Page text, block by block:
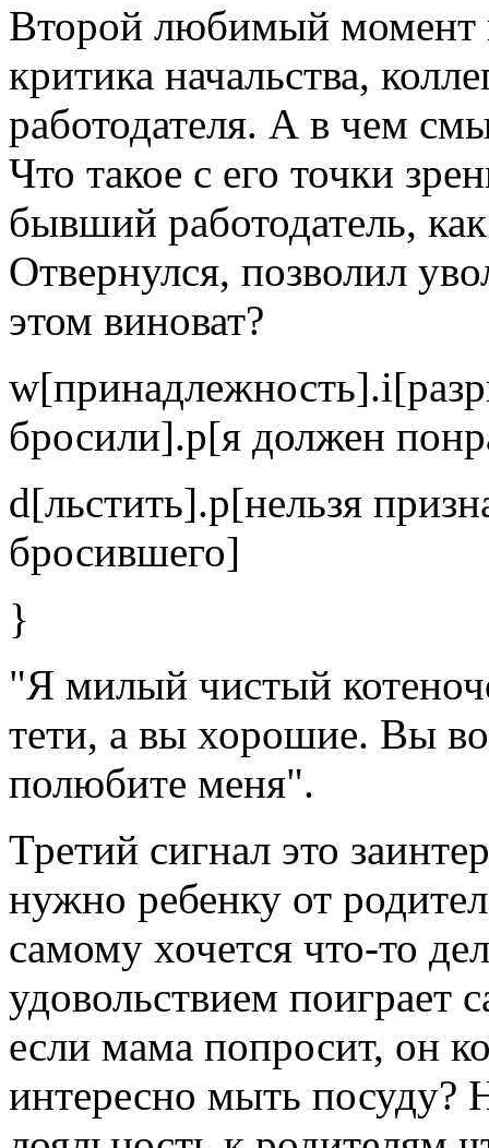
Второй любимый момент
критика начальства,
работодателя. А в чем
Что такое с его точки
бывший работодатель,
Отвернулся, позволил
этом виноват?
бросили].p[я должен
d[льстить].p[нельзя
бросившего]
}
"Я милый чистый
тети, а вы хорошие. Вы
полюбите меня".
Третий сигнал это
нужно ребенку от
самому хочется что-то
удовольствием поиграет
если мама попросит, он
интересно мыть посуду?